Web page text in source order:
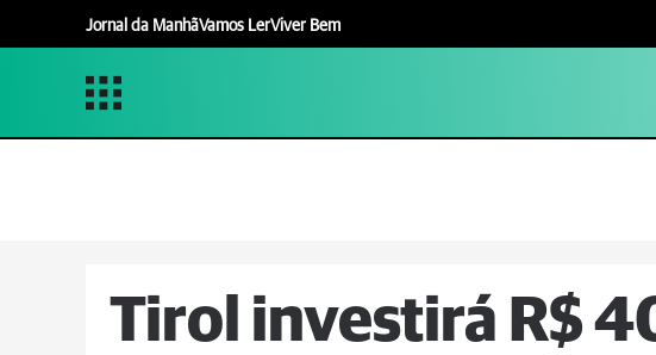
Jornal da ManhãVamos LerViver Bem
Tirol investirá R$